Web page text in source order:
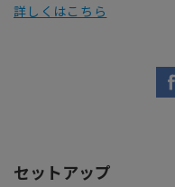
詳しくはこちら